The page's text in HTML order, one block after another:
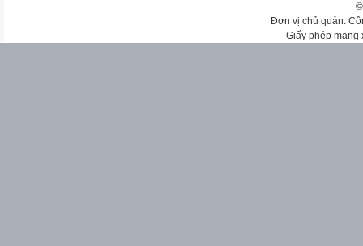
Đơn vị chủ quản:
Giấy phép mạng